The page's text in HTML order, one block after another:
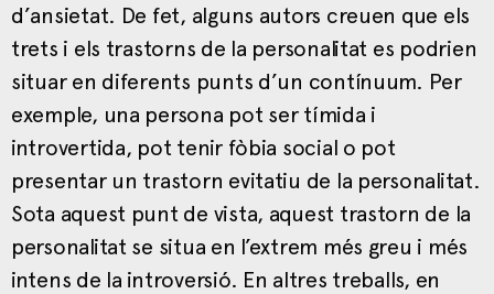
d’ansietat. De fet, alguns autors creuen que els
trets i els trastorns de la personalitat es podrien
situar en diferents punts d’un contínuum. Per
exemple, una persona pot ser tímida i
introvertida, pot tenir fòbia social o pot
presentar un trastorn evitatiu de la personalitat.
Sota aquest punt de vista, aquest trastorn de la
personalitat se situa en l’extrem més greu i més
intens de la introversió. En altres treballs, en